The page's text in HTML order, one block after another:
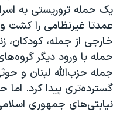
خارجی از جمله، کودکان،
حمله با ورود دیگر
جمله حزب‌الله لبنان و
گسترده‌تری پیدا کرد. اما
نیابتی‌های جمهوری